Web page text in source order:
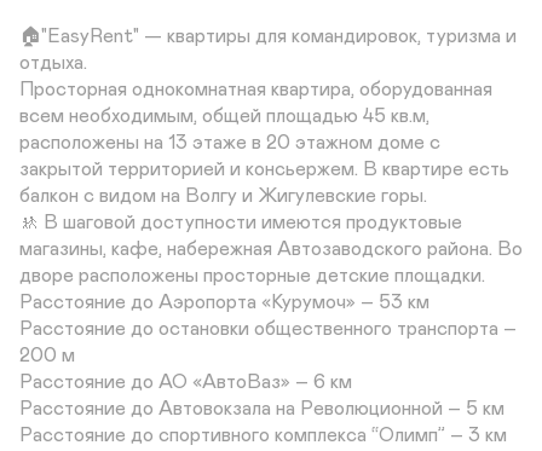
🏠"EasyRent" — квартиры для командировок, туризма и
отдыха.
Просторная однокомнатная квартира, оборудованная
всем необходимым, общей площадью 45 кв.м,
расположены на 13 этаже в 20 этажном доме с
закрытой территорией и консьержем. В квартире есть
балкон с видом на Волгу и Жигулевские горы.
🚸 В шаговой доступности имеются продуктовые
магазины, кафе, набережная Автозаводского района. Во
дворе расположены просторные детские площадки.
Расстояние до Аэропорта «Курумоч» – 53 км
Расстояние до остановки общественного транспорта –
200 м
Расстояние до АО «АвтоВаз» – 6 км
Расстояние до Автовокзала на Революционной – 5 км
Расстояние до спортивного комплекса “Олимп” – 3 км